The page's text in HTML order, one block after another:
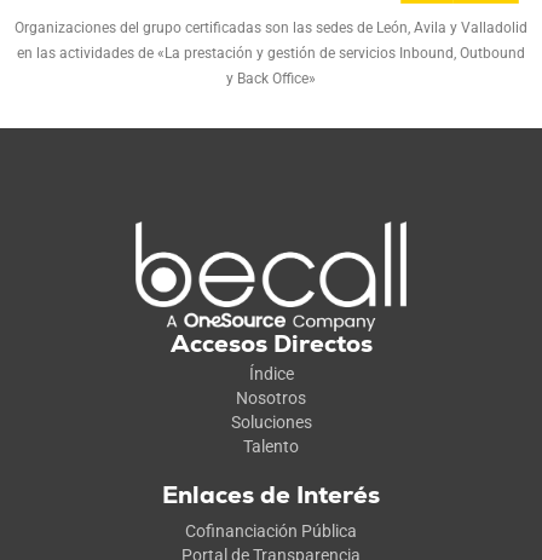
Organizaciones del grupo certificadas son las sedes de León, Avila y Valladolid
en las actividades de «La prestación y gestión de servicios Inbound, Outbound
y Back Office»
Accesos Directos
Índice
Nosotros
Soluciones
Talento
Enlaces de Interés
Cofinanciación Pública
Portal de Transparencia